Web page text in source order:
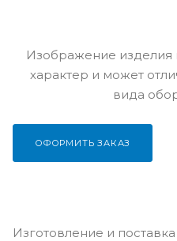
Изготовление и
Изображение изделия
характер и может
вида
ОФОРМИТЬ ЗАКАЗ